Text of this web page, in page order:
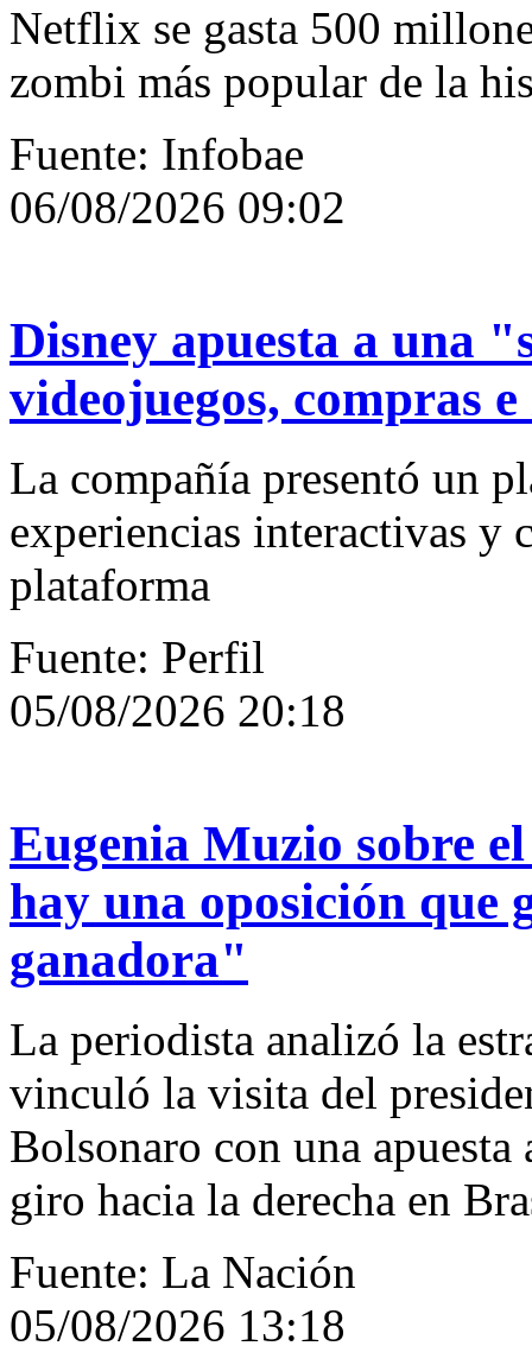
Netflix se gasta 500
zombi más popular de la
Fuente: Infobae
06/08/2026 09:02
Disney apuesta a una
videojuegos, compras
La compañía presentó un
experiencias interactivas y
plataforma
Fuente: Perfil
05/08/2026 20:18
Eugenia Muzio sobre
hay una oposición que
ganadora"
La periodista analizó la
vinculó la visita del
Bolsonaro con una
giro hacia la derecha en
Fuente: La Nación
05/08/2026 13:18